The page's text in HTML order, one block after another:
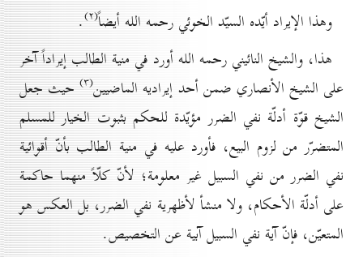
وهذا الإيراد أيّده السيّد الخوئي رحمه الله أيضاً(۲) .
هذا، والشيخ النائيني رحمه الله أورد في منية الطالب إيراداً آخر
على الشيخ الأنصاري ضمن أحد إيراديه الماضيين(۳) حيث جعل
الشيخ قوّة أدلّة نفي الضرر مؤيّدة للحكم بثبوت الخيار للمسلم
المتضرّر من لزوم البيع، فأورد عليه في منية الطالب بأنّ أقوائية
نفي الضرر من نفي السبيل غير معلومة؛ لأنّ كلّاً منهما حاكمة
على أدلّة الأحكام، ولا منشأ لأظهرية نفي الضرر، بل العكس هو
المتعيّن، فإنّ آية نفي السبيل آبية عن التخصيص.